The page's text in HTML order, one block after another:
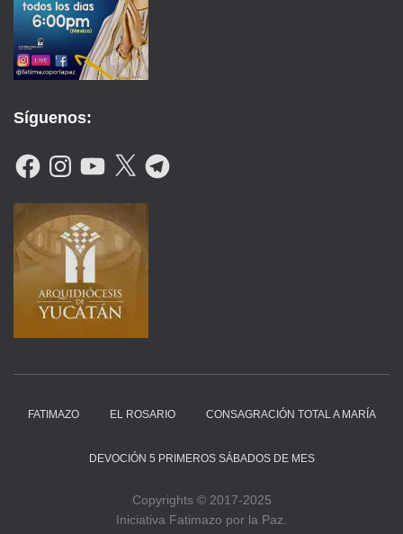
Síguenos:
F
A
B
K
N
A
G
R
M
Y
O
U
B
E
X
T
E
G
FATIMAZO EL ROSARIO CONSAGRACIÓN TOTAL A MARÍA
DEVOCIÓN 5 PRIMEROS SÁBADOS DE MES
Copyrights © 2017-2025
Iniciativa Fatimazo por la Paz.